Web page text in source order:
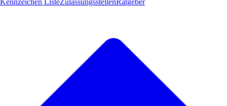
Kennzeichen ListeZulassungsstellenRatgeber